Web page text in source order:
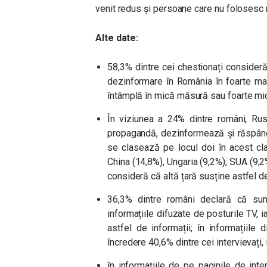
venit redus și persoane care nu folosesc
Alte date:
58,3% dintre cei chestionați
dezinformare în România în foarte
întâmplă în mică măsură sau foarte
În viziunea a 24% dintre români,
propagandă, dezinformează și
se clasează pe locul doi în acest
China (14,8%), Ungaria (9,2%), SUA
consideră că altă țară susține astfel
36,3% dintre români declară că
informațiile difuzate de posturile TV,
astfel de informații; în informațiile
încredere 40,6% dintre cei